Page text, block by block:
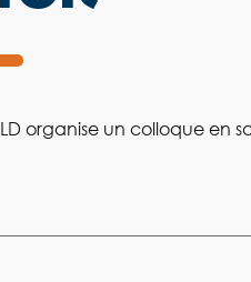
organise un colloque en